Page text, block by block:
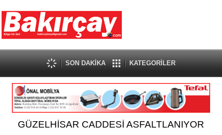
SON DAKİKA KATEGORİLER
GÜZELHİSAR CADDESİ ASFALTLANIYOR